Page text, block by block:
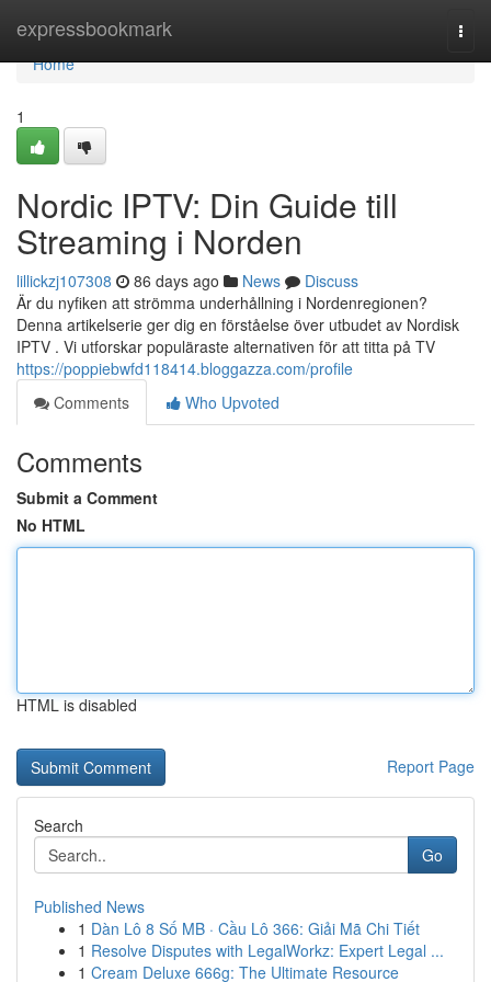
expressbookmark
Home
Home
1
Nordic IPTV: Din Guide till
Streaming i Norden
lillickzj107308 86 days ago News
Discuss
Är du nyfiken att strömma underhållning i Nordenregionen?
Denna artikelserie ger dig en förståelse över utbudet av Nordisk
IPTV . Vi utforskar populäraste alternativen för att titta på TV
https://poppiebwfd118414.bloggazza.com/profile
Comments
Who Upvoted
Comments
Submit a Comment
No HTML
HTML is disabled
Report Page
Search
Go
Published News
1 Dàn Lô 8 Số MB · Cầu Lô 366: Giải Mã Chi Tiết
1 Resolve Disputes with LegalWorkz: Expert Legal ...
1 Cream Deluxe 666g: The Ultimate Resource